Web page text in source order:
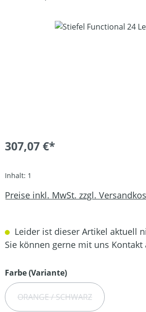
Bildergalerie überspringen
307,07 €*
Inhalt: 1
Preise inkl. MwSt. zzgl.
Leider ist dieser Artikel aktuell
Sie können gerne mit uns
Farbe (Variante)auswählen
ORANGE / SCHWARZ(DIESE OPTION IST ZURZEIT